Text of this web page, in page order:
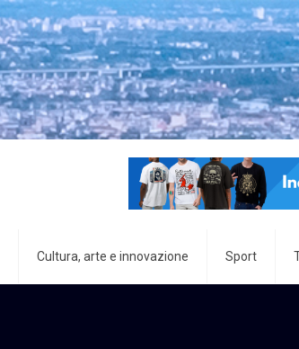
Cultura, arte e innovazione Sport